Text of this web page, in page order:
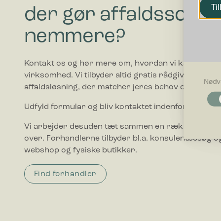
der gør
nemmere?
Kontakt os og hør mere om, hvordan vi kan hjælpe
virksomhed. Vi tilbyder altid gratis rådgivning i
affaldsløsning, der matcher jeres behov og budget.
Udfyld formular og bliv kontaktet indenfor 1-2
Vi arbejder desuden tæt sammen en række
over. Forhandlerne tilbyder bl.a. konsulentbesøg
webshop og fysiske butikker.
Find forhandler